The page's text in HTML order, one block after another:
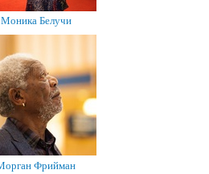
Моника Белучи
Морган Фрийман